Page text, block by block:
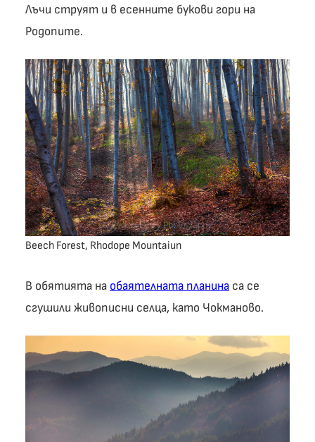
Лъчи струят и в есенните букови гори на
Родопите.
Beech Forest, Rhodope Mountaiun
В обятията на обаятелната планина са се
сгушили живописни селца, като Чокманово.